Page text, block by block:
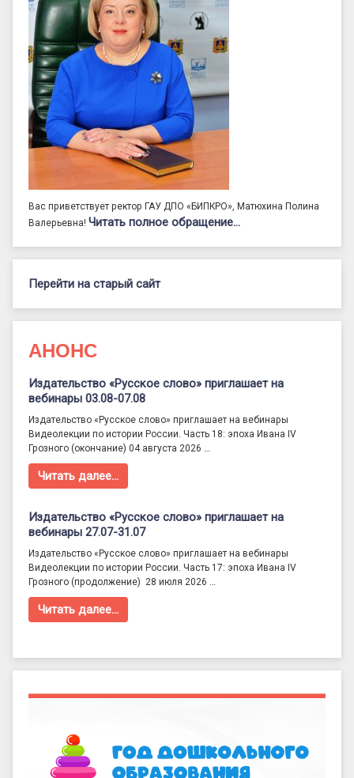
Вас приветствует ректор ГАУ ДПО «БИПКРО», Матюхина Полина
Валерьевна! Читать полное обращение…
Перейти на старый сайт
АНОНС
Издательство «Русское слово» приглашает на
вебинары 03.08-07.08
Издательство «Русское слово» приглашает на вебинары
Видеолекции по истории России. Часть 18: эпоха Ивана IV
Грозного (окончание) 04 августа 2026 …
Читать далее…
Издательство «Русское слово» приглашает на
вебинары 27.07-31.07
Издательство «Русское слово» приглашает на вебинары
Видеолекции по истории России. Часть 17: эпоха Ивана IV
Грозного (продолжение) 28 июля 2026 …
Читать далее…